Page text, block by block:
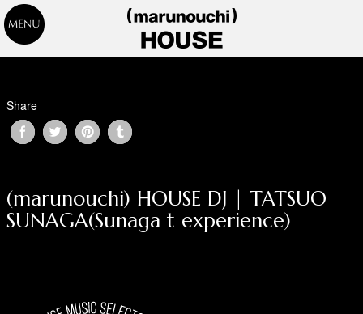
Share
(marunouchi) HOUSE DJ | TATSUO
SUNAGA(Sunaga t experience)